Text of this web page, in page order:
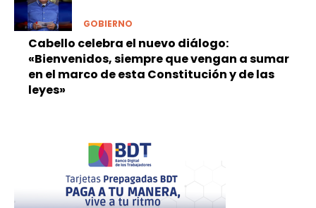
GOBIERNO
Cabello celebra el nuevo diálogo:
«Bienvenidos, siempre que vengan a sumar
en el marco de esta Constitución y de las
leyes»